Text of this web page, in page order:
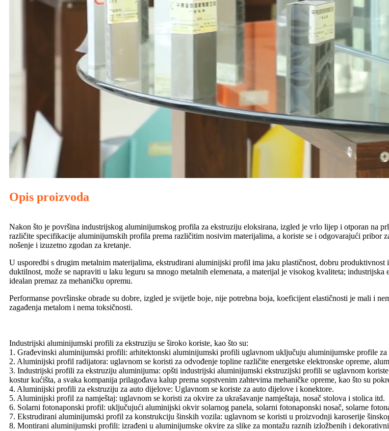
Opis proizvoda
Nakon što je površina industrijskog aluminijumskog profila za ekstruziju eloksirana, izgled je vrlo lijep i otporan na
različite specifikacije aluminijumskih profila prema različitim nosivim materijalima, a koriste se i odgovarajući
nošenje i izuzetno zgodan za kretanje.
U usporedbi s drugim metalnim materijalima, ekstrudirani aluminijski profil ima jaku plastičnost, dobru
duktilnost, može se napraviti u laku leguru sa mnogo metalnih elemenata, a materijal je visokog kvaliteta;
idealan premaz za mehaničku opremu.
Performanse površinske obrade su dobre, izgled je svijetle boje, nije potrebna boja, koeficijent elastičnosti je mali i
zagađenja metalom i nema toksičnosti.
Industrijski aluminijumski profili za ekstruziju se široko koriste, kao što su:
1. Građevinski aluminijumski profili: arhitektonski aluminijumski profili uglavnom uključuju aluminijumske profile
2. Aluminijski profil radijatora: uglavnom se koristi za odvođenje topline različite energetske elektronske opreme,
3. Industrijski profili za ekstruziju aluminijuma: opšti industrijski aluminijumski ekstruzijski profili se uglavnom
kostur kućišta, a svaka kompanija prilagođava kalup prema sopstvenim zahtevima mehaničke opreme, kao što su
4. Aluminijski profili za ekstruziju za auto dijelove: Uglavnom se koriste za auto dijelove i konektore.
5. Aluminijski profil za namještaj: uglavnom se koristi za okvire za ukrašavanje namještaja, nosač stolova i stolica itd.
6. Solarni fotonaponski profil: uključujući aluminijski okvir solarnog panela, solarni fotonaponski nosač, solarne
7. Ekstrudirani aluminijumski profil za konstrukciju šinskih vozila: uglavnom se koristi u proizvodnji karoserije
8. Montirani aluminijumski profili: izrađeni u aluminijumske okvire za slike za montažu raznih izložbenih i